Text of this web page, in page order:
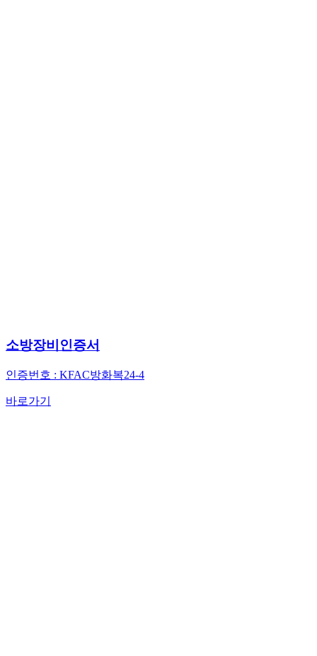
소방장비인증서
인증번호 : KFAC방화복24-4
바로가기